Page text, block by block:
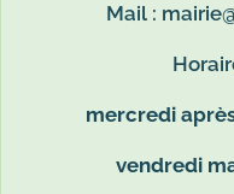
Mail :
mercredi
vendredi